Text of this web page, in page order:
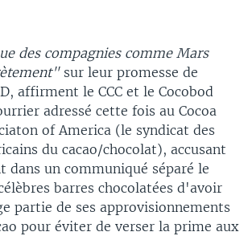
des compagnies comme Mars
sur leur promesse de
affirment le CCC et le Cocobod
adressé cette fois au Cocoa
of America (le syndicat des
du cacao/chocolat), accusant
dans un communiqué séparé le
barres chocolatées d'avoir
partie de ses approvisionnements
pour éviter de verser la prime aux